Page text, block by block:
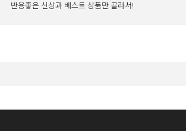
반응좋은 신상과 베스트 상품만 골라서!